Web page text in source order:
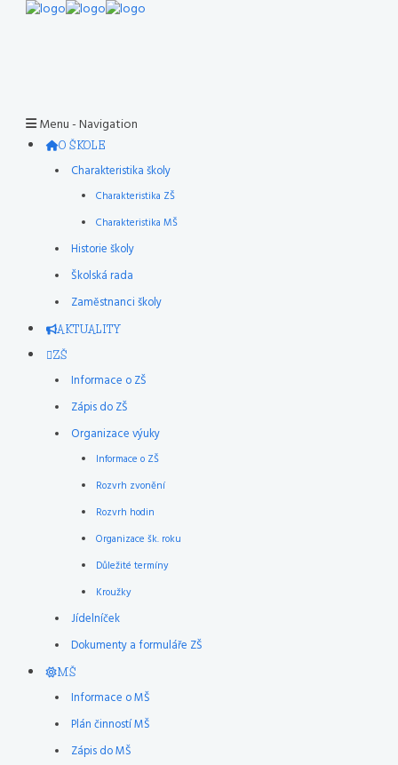
Menu -Navigation
O ŠKOLE
Charakteristika školy
Charakteristika ZŠ
Charakteristika MŠ
Historie školy
Školská rada
Zaměstnanci školy
AKTUALITY
ZŠ
Informace o ZŠ
Zápis do ZŠ
Organizace výuky
Informace o ZŠ
Rozvrh zvonění
Rozvrh hodin
Organizace šk. roku
Důležité termíny
Kroužky
Jídelníček
Dokumenty a formuláře ZŠ
MŠ
Informace o MŠ
Plán činností MŠ
Zápis do MŠ